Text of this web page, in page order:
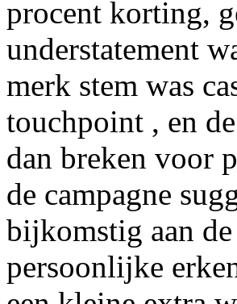
procent korting,
understatement
merk stem was
touchpoint , en
dan breken voor
de campagne
bijkomstig aan
persoonlijke